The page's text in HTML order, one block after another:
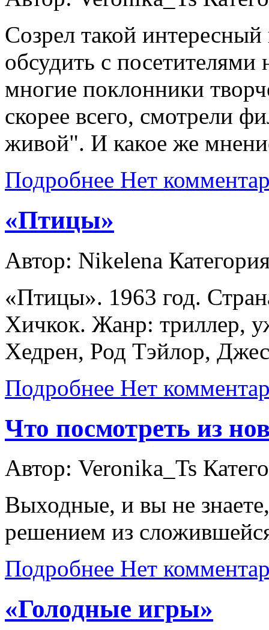
Созрел такой
обсудить с
многие поклонники
скорее всего, смотрели
живой". И какое же
Подробнее Нет
«Птицы»
Автор: Nikelena
«Птицы». 1963 год.
Хичкок. Жанр: триллер,
Хедрен, Род Тэйлор,
Подробнее Нет
Что посмотреть из
Автор: Veronika_Ts
Выходные, и вы не
решением из
Подробнее Нет
«Голодные игры»